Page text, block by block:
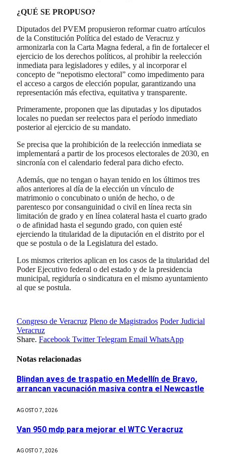
¿QUÉ SE PROPUSO?
Diputados del PVEM propusieron reformar cuatro artículos
de la Constitución Política del estado de Veracruz y
armonizarla con la Carta Magna federal, a fin de fortalecer el
ejercicio de los derechos políticos, al prohibir la reelección
inmediata para legisladores y ediles, y al incorporar el
concepto de “nepotismo electoral” como impedimento para
el acceso a cargos de elección popular, garantizando una
representación más efectiva, equitativa y transparente.
Primeramente, proponen que las diputadas y los diputados
locales no puedan ser reelectos para el período inmediato
posterior al ejercicio de su mandato.
Se precisa que la prohibición de la reelección inmediata se
implementará a partir de los procesos electorales de 2030, en
sincronía con el calendario federal para dicho efecto.
Además, que no tengan o hayan tenido en los últimos tres
años anteriores al día de la elección un vínculo de
matrimonio o concubinato o unión de hecho, o de
parentesco por consanguinidad o civil en línea recta sin
limitación de grado y en línea colateral hasta el cuarto grado
o de afinidad hasta el segundo grado, con quien esté
ejerciendo la titularidad de la diputación en el distrito por el
que se postula o de la Legislatura del estado.
Los mismos criterios aplican en los casos de la titularidad del
Poder Ejecutivo federal o del estado y de la presidencia
municipal, regiduría o sindicatura en el mismo ayuntamiento
al que se postula.
Congreso de Veracruz Pleno de Magistrados Poder Judicial
Veracruz
Share. Facebook Twitter Telegram Email WhatsApp
Notas relacionadas
Blindan aves de traspatio en Medellín de Bravo,
arrancan vacunación masiva contra el Newcastle
AGOSTO 7, 2026
Van 950 mdp para mejorar el WTC Veracruz
AGOSTO 7, 2026